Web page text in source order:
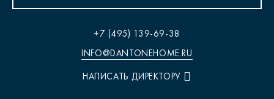
+7 (495) 139-69-38
INFO@DANTONEHOME.RU
НАПИСАТЬ ДИРЕКТОРУ